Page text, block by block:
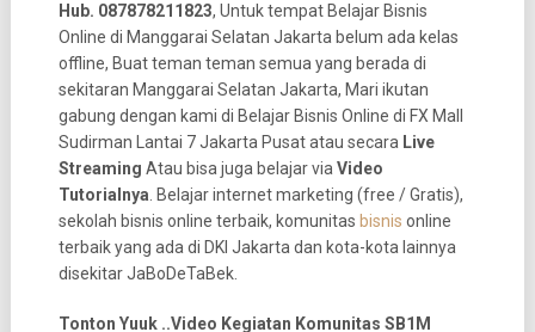
Hub. 087878211823, Untuk tempat Belajar Bisnis
Online di Manggarai Selatan Jakarta belum ada kelas
offline, Buat teman teman semua yang berada di
sekitaran Manggarai Selatan Jakarta, Mari ikutan
gabung dengan kami di Belajar Bisnis Online di FX Mall
Sudirman Lantai 7 Jakarta Pusat atau secara Live
Streaming Atau bisa juga belajar via Video
Tutorialnya . Belajar internet marketing (free / Gratis),
sekolah bisnis online terbaik, komunitas bisnis online
terbaik yang ada di DKI Jakarta dan kota-kota lainnya
disekitar JaBoDeTaBek.
Tonton Yuuk ..Video Kegiatan Komunitas SB1M